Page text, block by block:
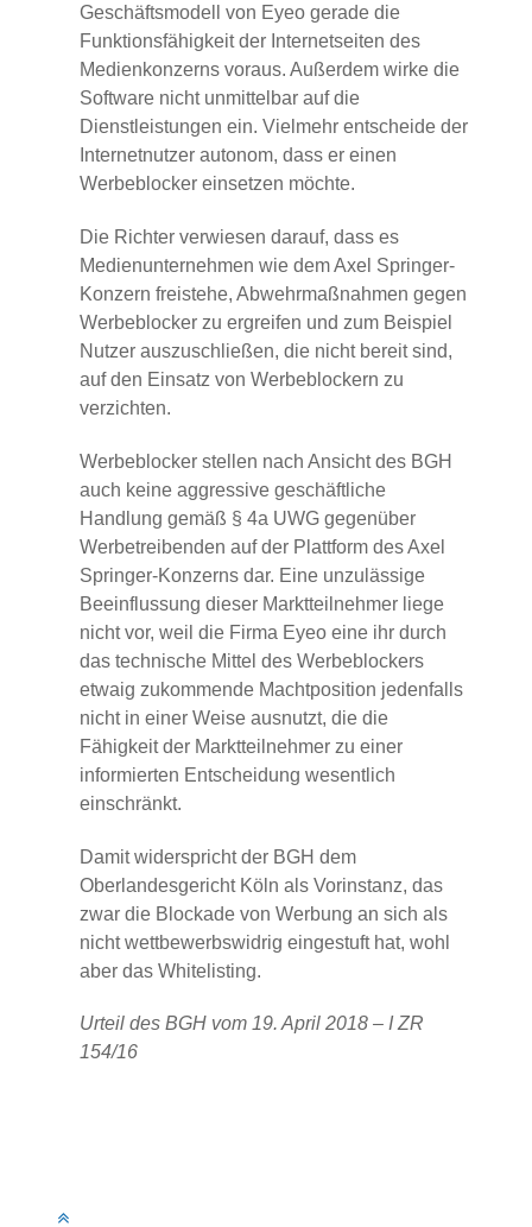
Geschäftsmodell von Eyeo gerade die
Funktionsfähigkeit der Internetseiten des
Medienkonzerns voraus. Außerdem wirke die
Software nicht unmittelbar auf die
Dienstleistungen ein. Vielmehr entscheide der
Internetnutzer autonom, dass er einen
Werbeblocker einsetzen möchte.
Die Richter verwiesen darauf, dass es
Medienunternehmen wie dem Axel Springer-
Konzern freistehe, Abwehrmaßnahmen gegen
Werbeblocker zu ergreifen und zum Beispiel
Nutzer auszuschließen, die nicht bereit sind,
auf den Einsatz von Werbeblockern zu
verzichten.
Werbeblocker stellen nach Ansicht des BGH
auch keine aggressive geschäftliche
Handlung gemäß § 4a UWG gegenüber
Werbetreibenden auf der Plattform des Axel
Springer-Konzerns dar. Eine unzulässige
Beeinflussung dieser Marktteilnehmer liege
nicht vor, weil die Firma Eyeo eine ihr durch
das technische Mittel des Werbeblockers
etwaig zukommende Machtposition jedenfalls
nicht in einer Weise ausnutzt, die die
Fähigkeit der Marktteilnehmer zu einer
informierten Entscheidung wesentlich
einschränkt.
Damit widerspricht der BGH dem
Oberlandesgericht Köln als Vorinstanz, das
zwar die Blockade von Werbung an sich als
nicht wettbewerbswidrig eingestuft hat, wohl
aber das Whitelisting.
Urteil des BGH vom 19. April 2018 – I ZR
154/16